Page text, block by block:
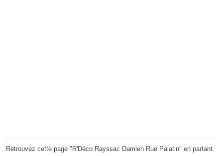
Retrouvez cette page "R'Déco Rayssac Damien Rue Palatin" en partant